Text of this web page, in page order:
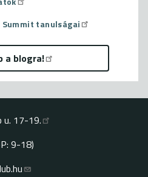
Summit tanulságai
a blogra!
u. 17-19.
9-18)